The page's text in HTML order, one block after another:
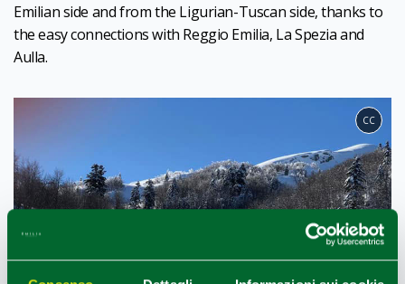
Emilian side and from the Ligurian-Tuscan side, thanks to
the easy connections with Reggio Emilia, La Spezia and
Aulla.
CC